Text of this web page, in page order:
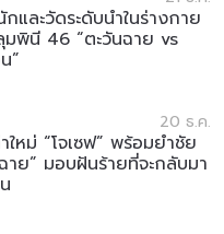
และวัดระดับน้ำในร่างกาย
มพินี 46 “ตะวันฉาย vs
”
20 ธ.ค.
าใหม่ “โจเซฟ” พร้อมย้ำชัย
าย” มอบฝันร้ายที่จะกลับมา